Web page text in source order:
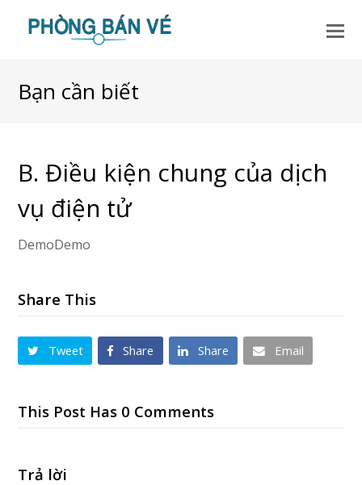
Bạn cần biết
B. Điều kiện chung của dịch
vụ điện tử
DemoDemo
Share This
Tweet Share Share Email
This Post Has 0 Comments
Trả lời